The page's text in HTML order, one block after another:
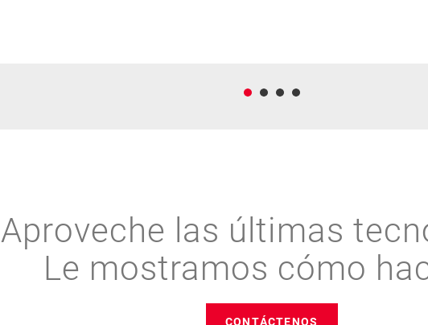
Aproveche las últimas
Le mostramos cómo
CONTÁCTENOS